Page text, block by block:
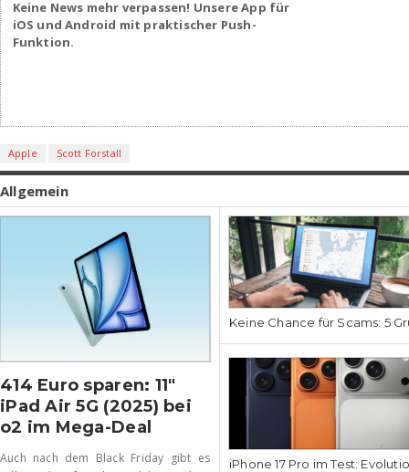
Keine News mehr verpassen! Unsere App für
iOS und Android mit praktischer Push-
Funktion.
Apple Scott Forstall
Allgemein
414 Euro sparen: 11″
iPad Air 5G (2025) bei
o2 im Mega-Deal
Auch nach dem Black Friday gibt es
Keine Chance für Scams: 5
iPhone 17 Pro im Test: